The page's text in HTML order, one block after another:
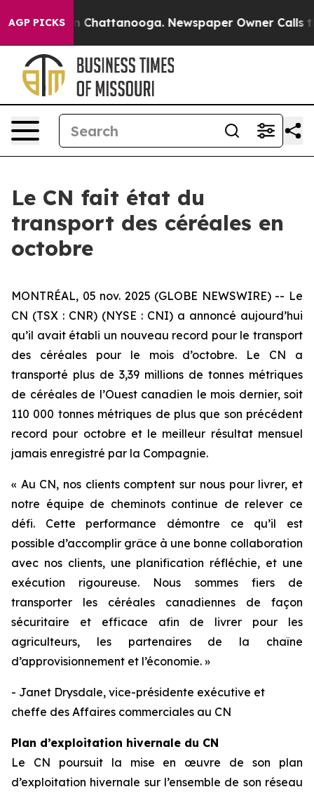
AGP PICKS
Chaos in Chattanooga. Newspaper Owner Calls
Le CN fait état du
transport des céréales en
octobre
MONTRÉAL, 05 nov. 2025 (GLOBE NEWSWIRE) -- Le
CN (TSX : CNR) (NYSE : CNI) a annoncé aujourd’hui
qu’il avait établi un nouveau record pour le transport
des céréales pour le mois d’octobre. Le CN a
transporté plus de 3,39 millions de tonnes métriques
de céréales de l’Ouest canadien le mois dernier, soit
110 000 tonnes métriques de plus que son précédent
record pour octobre et le meilleur résultat mensuel
jamais enregistré par la Compagnie.
« Au CN, nos clients comptent sur nous pour livrer, et
notre équipe de cheminots continue de relever ce
défi. Cette performance démontre ce qu’il est
possible d’accomplir grâce à une bonne collaboration
avec nos clients, une planification réfléchie, et une
exécution rigoureuse. Nous sommes fiers de
transporter les céréales canadiennes de façon
sécuritaire et efficace afin de livrer pour les
agriculteurs, les partenaires de la chaîne
d’approvisionnement et l’économie. »
- Janet Drysdale, vice-présidente exécutive et
cheffe des Affaires commerciales au CN
Plan d’exploitation hivernale du CN
Le CN poursuit la mise en œuvre de son plan
d’exploitation hivernale sur l’ensemble de son réseau